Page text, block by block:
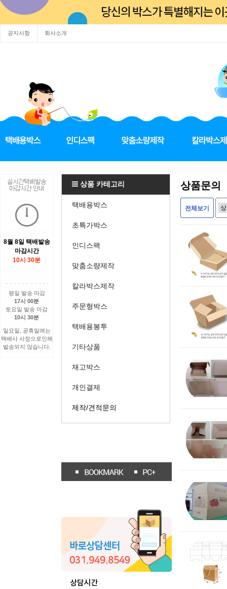
공지사항 회사소개
8월 8일 택배발송
마감시간
10시 30분
평일 발송 마감
17시 00분
토요일 발송 마감
10시 30분
일요일, 공휴일에는
택배사 사정으로인해
발송되지 않습니다.
상품 카테고리
택배용박스
초특가박스
인디스팩
맞춤소량제작
칼라박스제작
주문형박스
택배용봉투
기타상품
재고박스
개인결제
제작/견적문의
상품문의
전체보기